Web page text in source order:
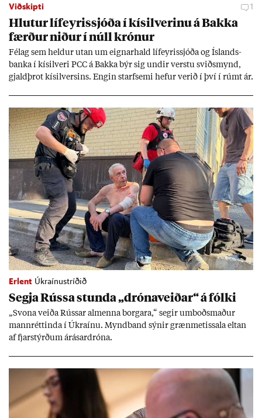
Viðskipti 1
Hlut­ur líf­eyr­is­sjóða í kís­il­ver­inu á Bakka
færð­ur nið­ur í núll krón­ur
Fé­lag sem held­ur ut­an um eign­ar­hald líf­eyr­is­sjóða og Ís­lands­
banka í kís­il­veri PCC á Bakka býr sig und­ir verstu sviðs­mynd,
gjald­þrot kís­il­vers­ins. Eng­in starf­semi hef­ur ver­ið í því í rúmt ár.
Erlent Úkraínustríðið
Segja Rússa stunda „dróna­veið­ar“ á fólki
„Svona veiða Rúss­ar al­menna borg­ara,“ seg­ir um­boðs­mað­ur
mann­rétt­inda í Úkraínu. Mynd­band sýn­ir græn­met­issala elt­an
af fjar­stýrð­um árás­ar­dróna.